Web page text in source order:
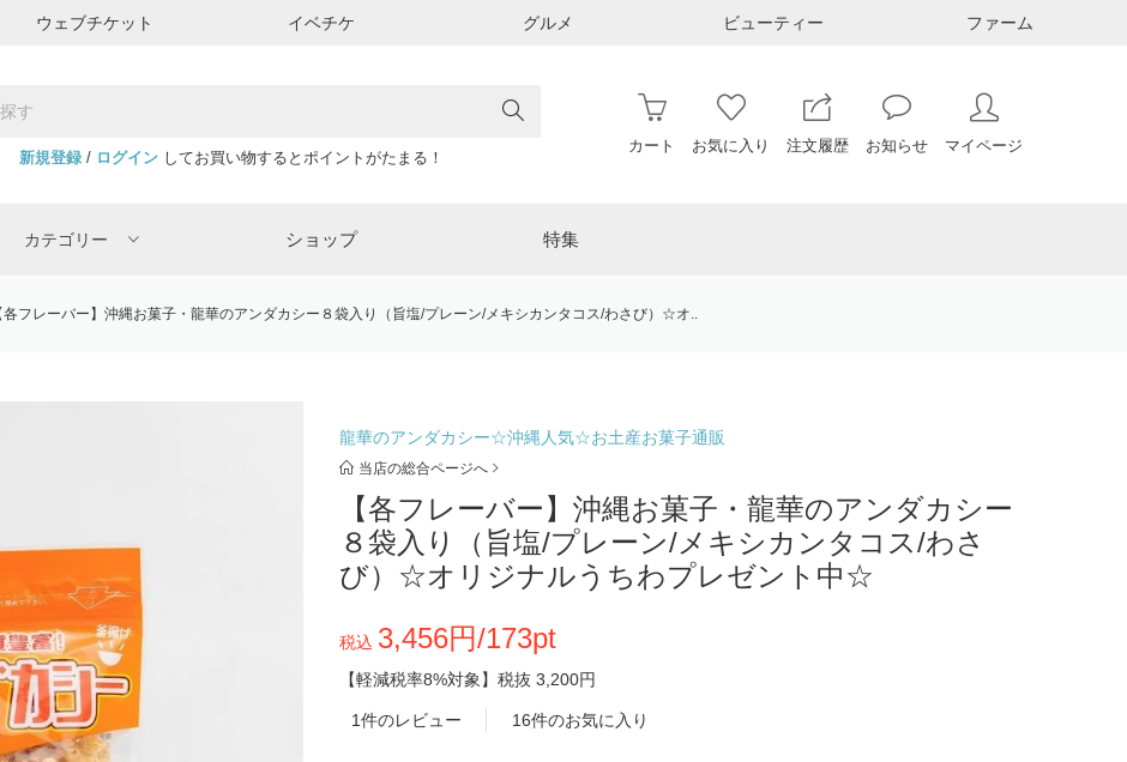
ウェブチケット イベチケ グルメ ビューティー ファーム
新規登録/ ログインしてお買い物するとポイントがたまる！
カート お気に入り 注文履歴 お知らせ マイページ
カテゴリー ショップ 特集
各フレーバー】沖縄お菓子・龍華のアンダカシー８袋入り（旨塩/プレーン/メキシカンタコス/わさび）☆オ..
龍華のアンダカシー☆沖縄人気☆お土産お菓子通販
当店の総合ページへ
【各フレーバー】沖縄お菓子・龍華のアンダカシー
８袋入り（旨塩/プレーン/メキシカンタコス/わさ
び）☆オリジナルうちわプレゼント中☆
税込 3,456円/173pt
【軽減税率8%対象】 税抜 3,200円
1件のレビュー 16件のお気に入り